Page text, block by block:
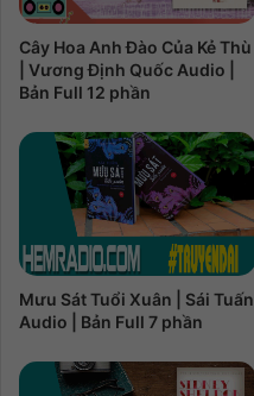
Cây Hoa Anh Đào Của Kẻ Thù
| Vương Định Quốc Audio |
Bản Full 12 phần
Mưu Sát Tuổi Xuân | Sái Tuấn
Audio | Bản Full 7 phần